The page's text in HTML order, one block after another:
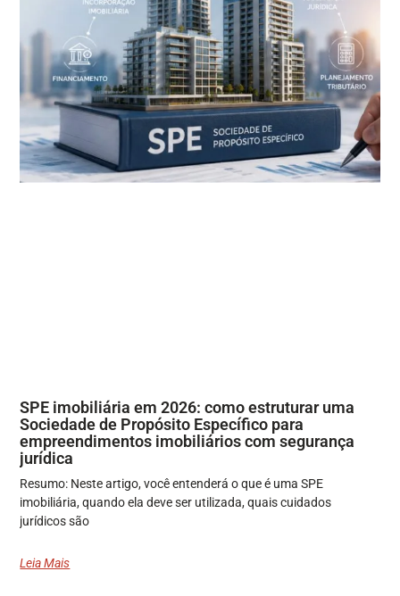
SPE imobiliária em 2026: como estruturar uma
Sociedade de Propósito Específico para
empreendimentos imobiliários com segurança
jurídica
Resumo: Neste artigo, você entenderá o que é uma SPE
imobiliária, quando ela deve ser utilizada, quais cuidados
jurídicos são
Leia Mais